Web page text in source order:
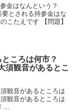
金はなんという？
とされる持参金はな
こたえです 【問題】
ころは何市？
須観音があるとこ
観音があるところは
観音があるところは